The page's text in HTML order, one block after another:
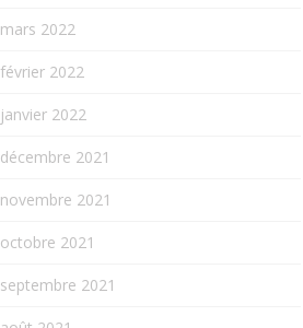
mars 2022
février 2022
janvier 2022
décembre 2021
novembre 2021
octobre 2021
septembre 2021